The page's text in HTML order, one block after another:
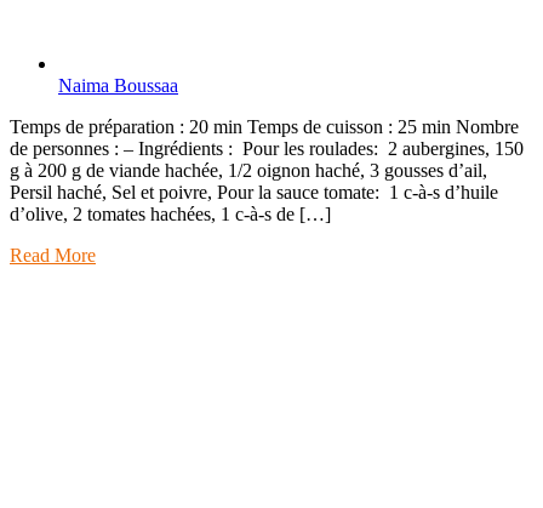
Naima Boussaa
Temps de préparation : 20 min Temps de cuisson : 25 min Nombre
de personnes : – Ingrédients : Pour les roulades: 2 aubergines, 150
g à 200 g de viande hachée, 1/2 oignon haché, 3 gousses d’ail,
Persil haché, Sel et poivre, Pour la sauce tomate: 1 c-à-s d’huile
d’olive, 2 tomates hachées, 1 c-à-s de […]
Read More